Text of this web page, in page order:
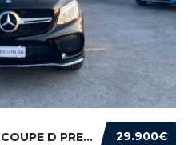
29.900€
MERCEDES-BENZ GLE 350 COUPE D PREMIUM 4MATIC...